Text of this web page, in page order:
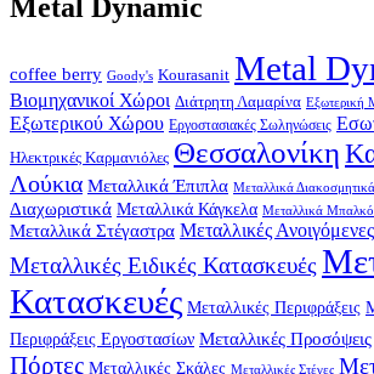
Metal Dynamic
coffee berry Goody's Kourasanit Metal
Βιομηχανικοί Χώροι Διάτρητη Λαμαρίνα Εξωτερική
Εξωτερικού Χώρου Εργοστασιακές Σωληνώσεις
Ηλεκτρικές Καρμανιόλες Θεσσαλονίκη
Λούκια Μεταλλικά Έπιπλα Μεταλλικά Διακοσμητικά
Διαχωριστικά Μεταλλικά Κάγκελα Μεταλλικά
Μεταλλικά Στέγαστρα Μεταλλικές
Μεταλλικές Ειδικές Κατασκευές
Κατασκευές Μεταλλικές Περιφράξεις
Περιφράξεις Εργοστασίων Μεταλλικές Προσόψεις
Πόρτες Μεταλλικές Σκάλες Μεταλλικές Στέγες